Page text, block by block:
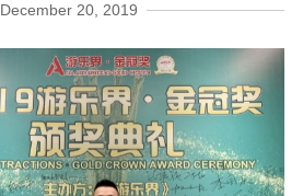
December 20, 2019